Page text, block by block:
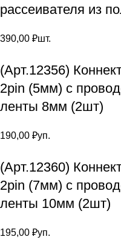
рассеивателя из
390,00 ₽шт.
(Арт.12356)
2pin (5мм) с
ленты 8мм (2шт)
190,00 ₽уп.
(Арт.12360)
2pin (7мм) с
ленты 10мм (2шт)
195,00 ₽уп.